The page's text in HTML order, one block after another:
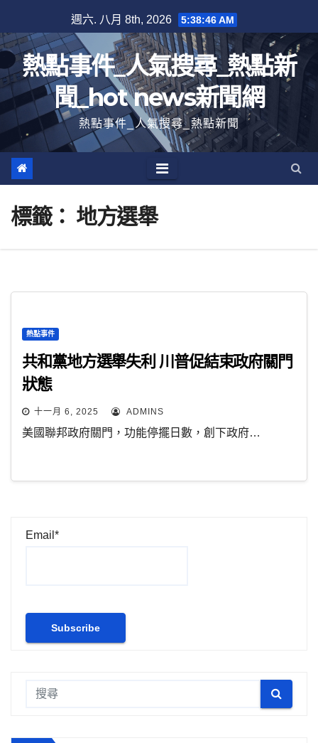
至
內
容
週六. 八月 8th, 2026 5:38:47 AM
熱點事件_人氣搜尋_熱點新
聞_hot news新聞網
熱點事件_人氣搜尋_熱點新聞
標籤： 地方選舉
熱點事件
共和黨地方選舉失利 川普促結束政府關門
狀態
十一月 6, 2025 ADMINS
美國聯邦政府關門，功能停擺日數，創下政府…
Email*